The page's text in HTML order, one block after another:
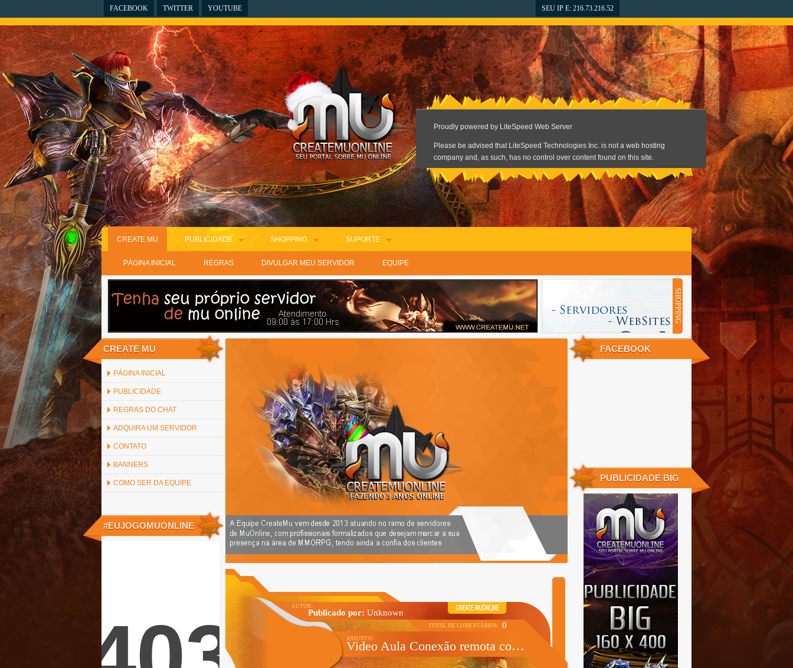
FACEBOOK TWITTER YOUTUBE SEU IP E: 216.73.216.52
CREATE MU
PÁGINA INICIAL REGRAS DIVULGAR MEU SERVIDOR EQUIPE
PUBLICIDADE SHOPPING SUPORTE
PUBLICIDADE 728X90 SHOPPING 250X90 SHOPPING
CREATE MU
PÁGINA INICIAL
PUBLICIDADE
REGRAS DO CHAT
ADQUIRA UM SERVIDOR
CONTATO
BANNERS
COMO SER DA EQUIPE
#EUJOGOMUONLINE
Video Aula Conexão remota com SQL Server 2000
Publicado por: Unknown
0
FACEBOOK
PUBLICIDADE BIG